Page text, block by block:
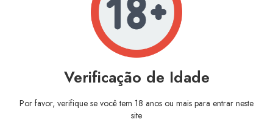
500 COSMETICS - PROCURVES...
Verificação de Idade
Por favor, verifique se você tem 18 anos ou mais para entrar neste
site